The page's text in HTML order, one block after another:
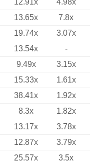
12.91x
4.98x
13.65x
7.8x
19.74x
3.07x
13.54x
-
9.49x
3.15x
15.33x
1.61x
38.41x
1.92x
8.3x
1.82x
13.17x
3.78x
12.87x
3.79x
25.57x
3.5x